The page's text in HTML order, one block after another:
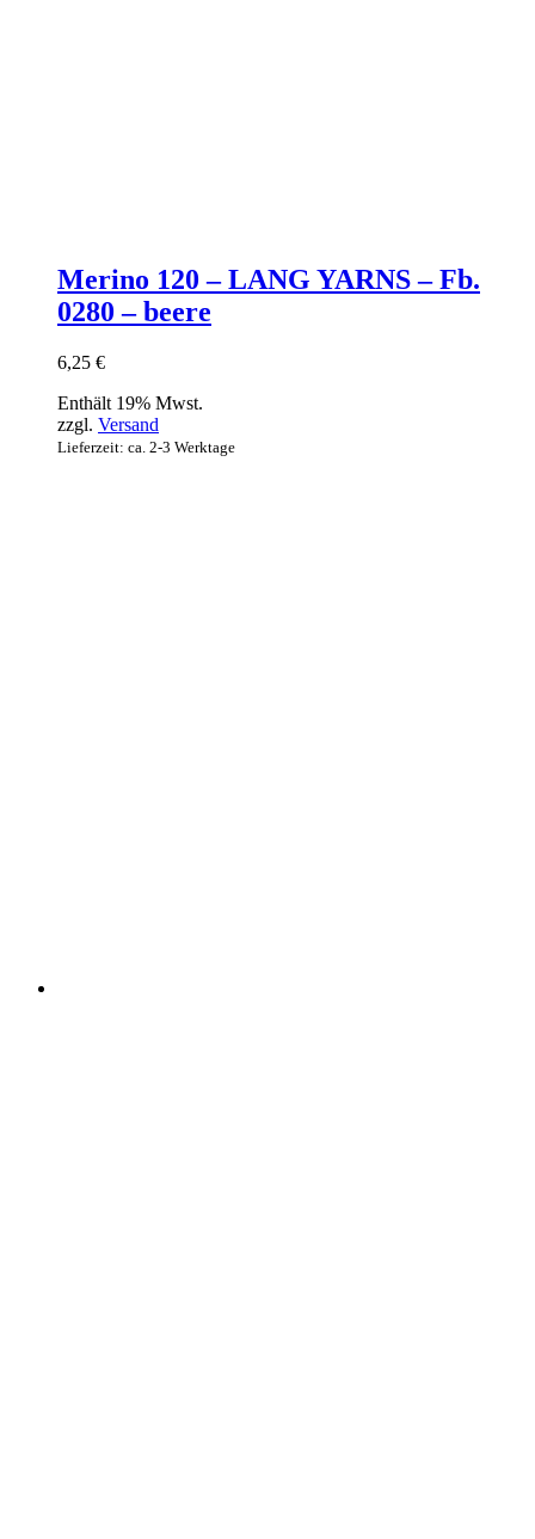
Merino 120 – LANG YARNS – Fb.
0280 – beere
6,25 €
Enthält 19% Mwst.
zzgl. Versand
Lieferzeit: ca. 2-3 Werktage